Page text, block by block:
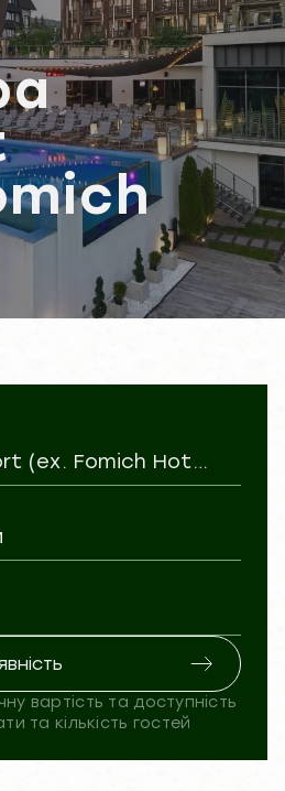
F&B Spa Resort (ex. Fomich Hotel)
вартість та доступність
та кількість гостей